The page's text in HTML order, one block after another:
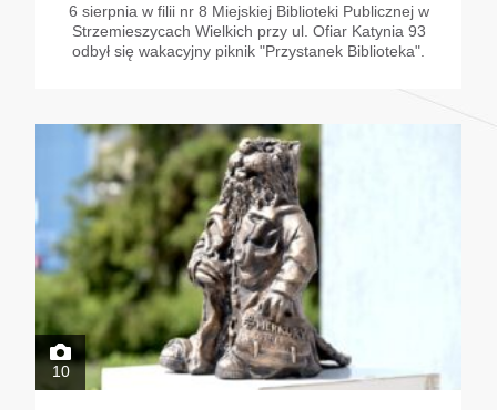
6 sierpnia w filii nr 8 Miejskiej Biblioteki Publicznej w
Strzemieszycach Wielkich przy ul. Ofiar Katynia 93
odbył się wakacyjny piknik "Przystanek Biblioteka".
10